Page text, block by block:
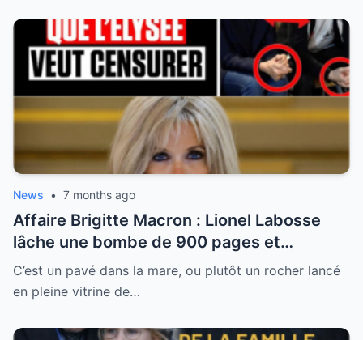
News • 7 months ago
Affaire Brigitte Macron : Lionel Labosse
lâche une bombe de 900 pages et
dénonce “l’omerta d’État” sur le plus grand
tabou de la Ve République
C’est un pavé dans la mare, ou plutôt un rocher lancé
en pleine vitrine de…